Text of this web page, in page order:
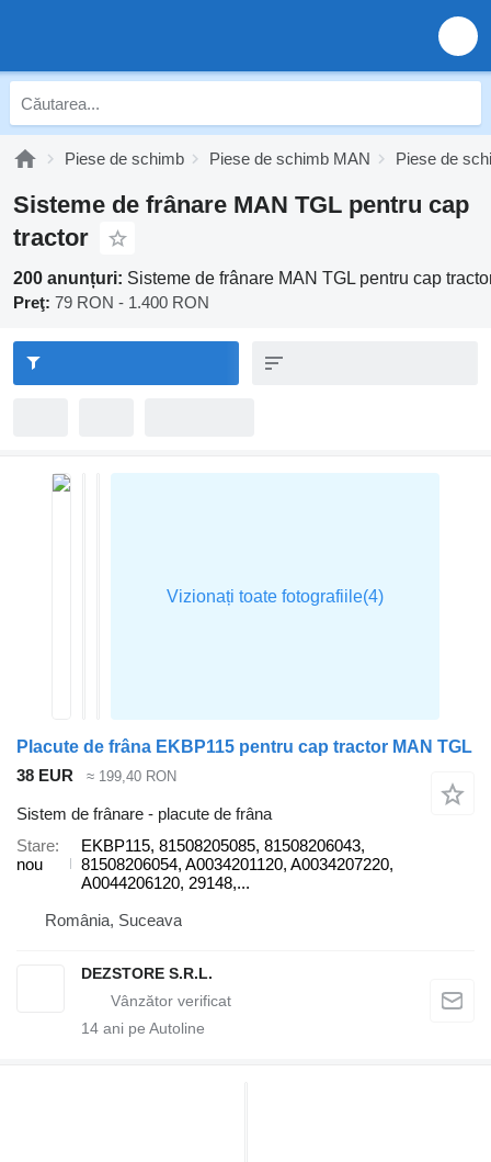
Piese de schimb Piese de schimb MAN Piese de
Sisteme de frânare MAN TGL pentru cap
tractor
200 anunțuri: Sisteme de frânare MAN TGL pentru cap
Preţ: 79 RON - 1.400 RON
Placute de frâna EKBP115 pentru cap tractor MAN TGL
38 EUR
≈ 199,40 RON
Sistem de frânare - placute de frâna
Stare
nou
EKBP115, 81508205085, 81508206043,
81508206054, A0034201120, A0034207220,
A0044206120, 29148,...
România, Suceava
DEZSTORE S.R.L.
14 ani pe Autoline